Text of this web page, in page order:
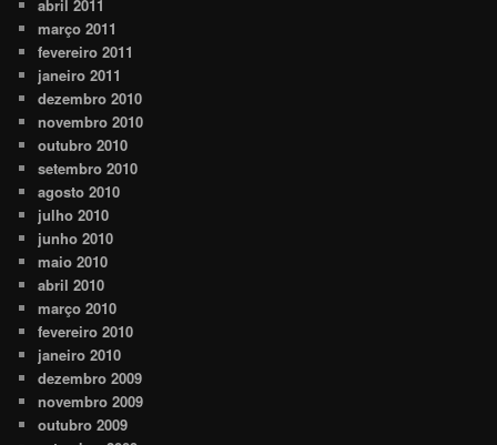
abril 2011
março 2011
fevereiro 2011
janeiro 2011
dezembro 2010
novembro 2010
outubro 2010
setembro 2010
agosto 2010
julho 2010
junho 2010
maio 2010
abril 2010
março 2010
fevereiro 2010
janeiro 2010
dezembro 2009
novembro 2009
outubro 2009